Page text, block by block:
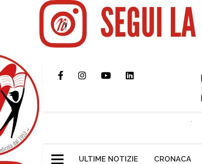
ULTIME NOTIZIE CRONACA